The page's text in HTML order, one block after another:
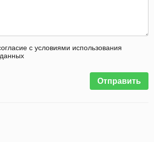
с условиями использования
Отправить